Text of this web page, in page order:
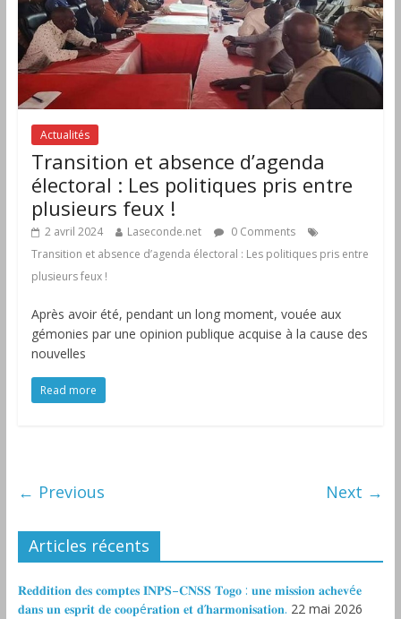
Actualités
Transition et absence d’agenda
électoral : Les politiques pris entre
plusieurs feux !
2 avril 2024 Laseconde.net
0 Comments
Transition et absence d’agenda électoral : Les politiques pris entre
plusieurs feux !
Après avoir été, pendant un long moment, vouée aux
gémonies par une opinion publique acquise à la cause des
nouvelles
Read more
← Previous Next →
Articles récents
𝐑𝐞𝐝𝐝𝐢𝐭𝐢𝐨𝐧 𝐝𝐞𝐬 𝐜𝐨𝐦𝐩𝐭𝐞𝐬 𝐈𝐍𝐏𝐒–𝐂𝐍𝐒𝐒 𝐓𝐨𝐠𝐨 : 𝐮𝐧𝐞 𝐦𝐢𝐬𝐬𝐢𝐨𝐧 𝐚𝐜𝐡𝐞𝐯é𝐞
𝐝𝐚𝐧𝐬 𝐮𝐧 𝐞𝐬𝐩𝐫𝐢𝐭 𝐝𝐞 𝐜𝐨𝐨𝐩é𝐫𝐚𝐭𝐢𝐨𝐧 𝐞𝐭 𝐝’𝐡𝐚𝐫𝐦𝐨𝐧𝐢𝐬𝐚𝐭𝐢𝐨𝐧. 22 mai 2026